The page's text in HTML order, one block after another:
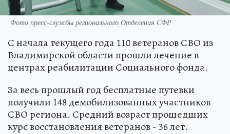
Фото пресс-службы регионального Отделения СФР
С начала текущего года 110 ветеранов СВО из
Владимирской области прошли лечение в
центрах реабилитации Социального фонда.
За весь прошлый год бесплатные путевки
получили 148 демобилизованных участников
СВО региона. Средний возраст прошедших
курс восстановления ветеранов - 36 лет.